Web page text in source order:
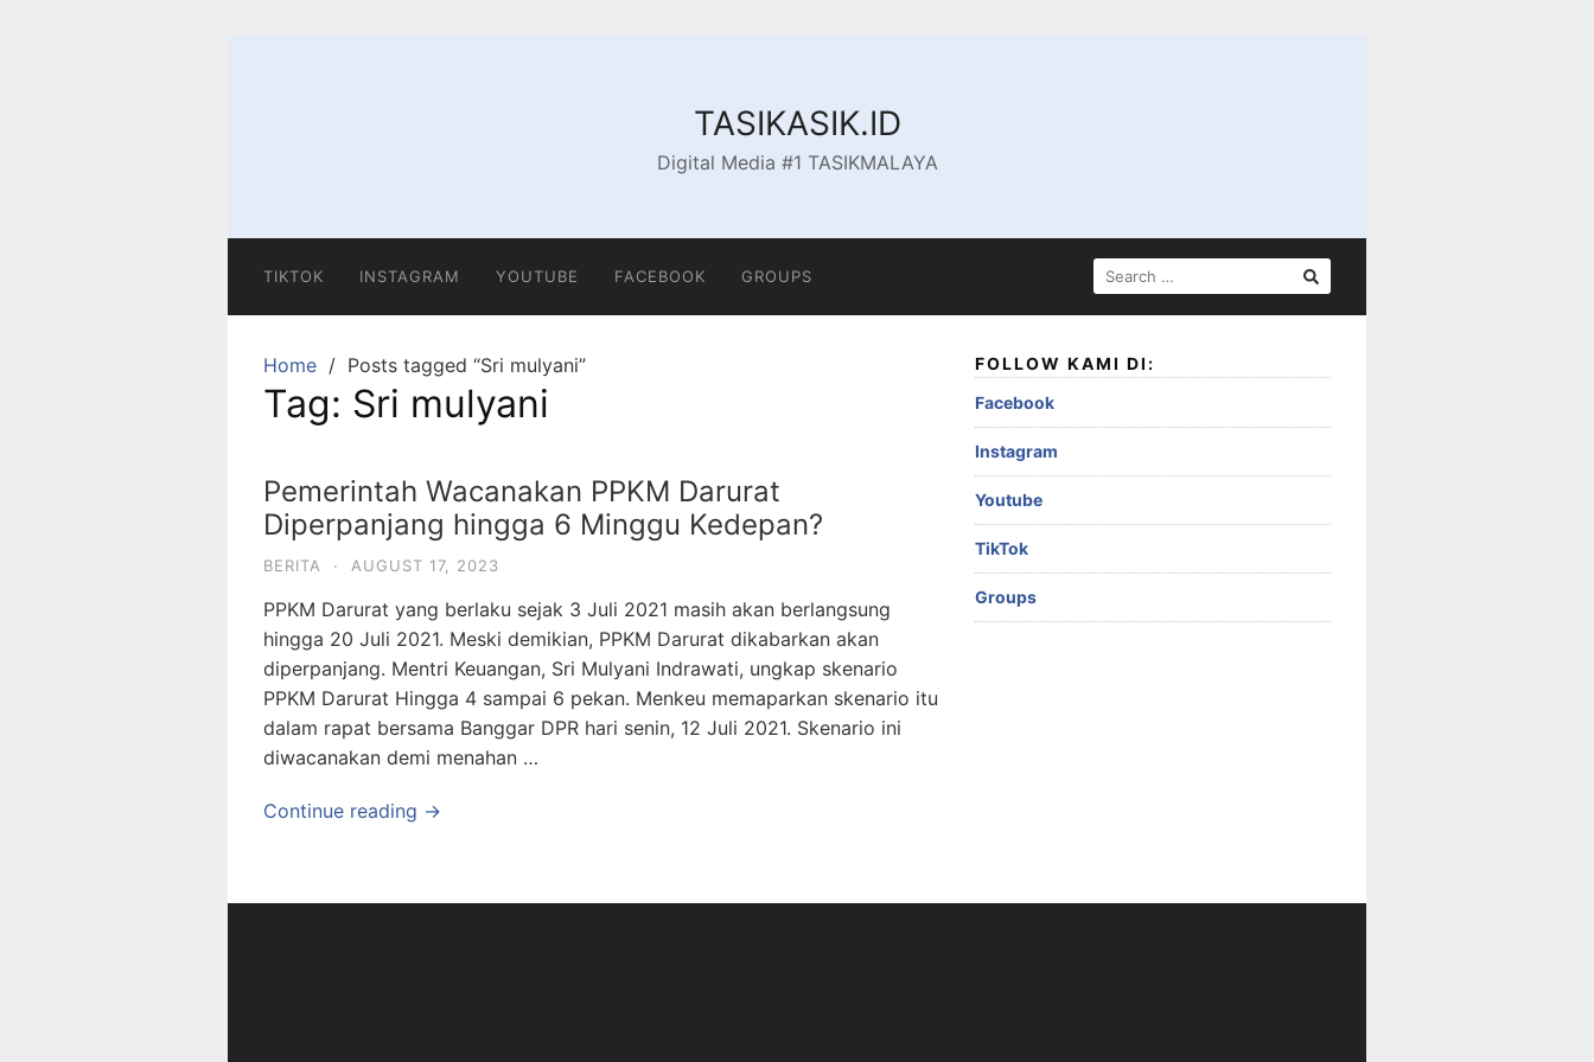
TASIKASIK.ID
Digital Media #1 TASIKMALAYA
TIKTOK INSTAGRAM YOUTUBE FACEBOOK GROUPS
SEARCH
FOR:
Home Posts tagged “Sri mulyani”
Tag: Sri mulyani
Pemerintah Wacanakan PPKM Darurat
Diperpanjang hingga 6 Minggu Kedepan?
BERITA · AUGUST 17, 2023
PPKM Darurat yang berlaku sejak 3 Juli 2021 masih akan berlangsung
hingga 20 Juli 2021. Meski demikian, PPKM Darurat dikabarkan akan
diperpanjang. Mentri Keuangan, Sri Mulyani Indrawati, ungkap skenario
PPKM Darurat Hingga 4 sampai 6 pekan. Menkeu memaparkan skenario itu
dalam rapat bersama Banggar DPR hari senin, 12 Juli 2021. Skenario ini
diwacanakan demi menahan …
Continue reading →
FOLLOW KAMI DI:
Facebook
Instagram
Youtube
TikTok
Groups